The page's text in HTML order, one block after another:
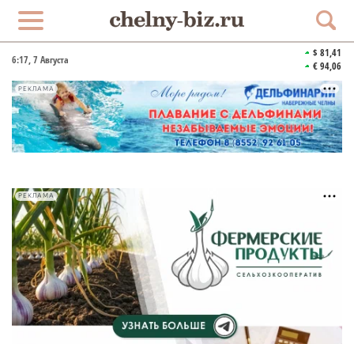
6:17, 7 Августа
$ 81,41
€ 94,06
РЕКЛАМА
РЕКЛАМА